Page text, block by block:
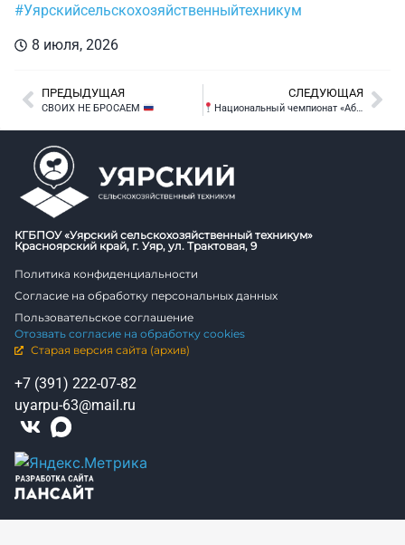
#Уярскийсельскохозяйственныйтехникум
8 июля, 2026
ПРЕДЫДУЩАЯ
СВОИХ НЕ БРОСАЕМ
СЛЕДУЮЩАЯ
Национальный чемпионат «Абилимпикс»
КГБПОУ «Уярский сельскохозяйственный техникум»
Красноярский край, г. Уяр, ул. Трактовая, 9
Политика конфиденциальности
Согласие на обработку персональных данных
Пользовательское соглашение
Отозвать согласие на обработку cookies
Старая версия сайта (архив)
+7 (391) 222-07-82
uyarpu-63@mail.ru